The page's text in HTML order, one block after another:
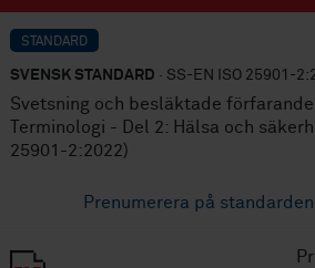
STANDARD
SVENSK STANDARD · SS-EN ISO 25901-
Svetsning och besläktade
Terminologi - Del 2: Hälsa och
25901-2:2022)
Prenumerera på